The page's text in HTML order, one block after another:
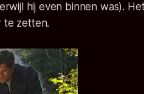
hij even binnen was).
te zetten.